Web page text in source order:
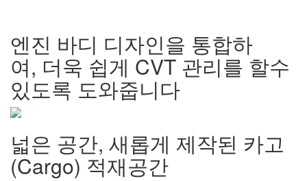
엔진 바디 디자인을 통합하
여, 더욱 쉽게 CVT 관리를 할수
있도록 도와줍니다
넓은 공간, 새롭게 제작된 카고
(Cargo) 적재공간